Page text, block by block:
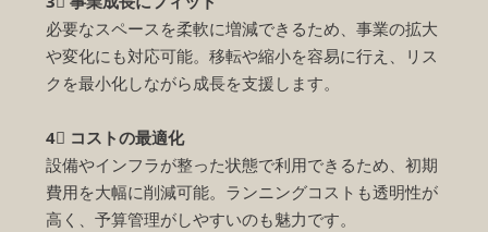
必要なスペースを柔軟に増減できるため、事業の拡大
や変化にも対応可能。移転や縮小を容易に行え、リス
クを最小化しながら成長を支援します。
4⃣ コストの最適化
設備やインフラが整った状態で利用できるため、初期
費用を大幅に削減可能。ランニングコストも透明性が
高く、予算管理がしやすいのも魅力です。